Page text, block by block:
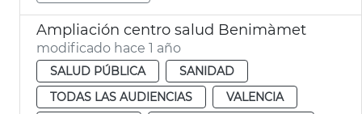
Ampliación centro salud Benimàmet
modificado hace 1 año
SALUD PÚBLICA
SANIDAD
TODAS LAS AUDIENCIAS
VALENCIA